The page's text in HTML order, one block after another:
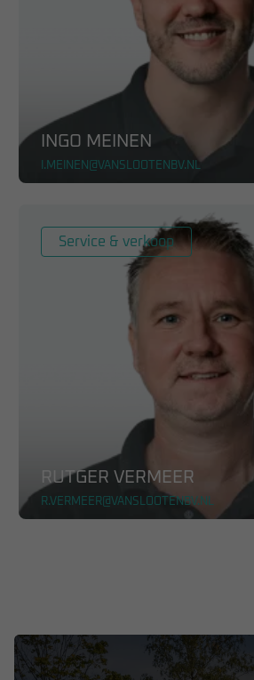
INGO MEINEN
I.MEINEN@VANSLOOTENBV.NL
Service & verkoop
RUTGER VERMEER
R.VERMEER@VANSLOOTENBV.NL